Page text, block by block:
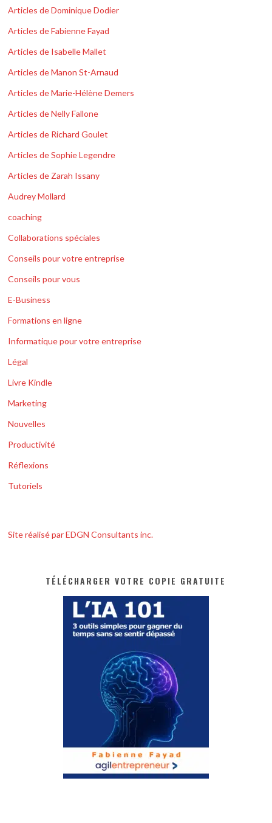
Articles de Dominique Dodier
Articles de Fabienne Fayad
Articles de Isabelle Mallet
Articles de Manon St-Arnaud
Articles de Marie-Hélène Demers
Articles de Nelly Fallone
Articles de Richard Goulet
Articles de Sophie Legendre
Articles de Zarah Issany
Audrey Mollard
coaching
Collaborations spéciales
Conseils pour votre entreprise
Conseils pour vous
E-Business
Formations en ligne
Informatique pour votre entreprise
Légal
Livre Kindle
Marketing
Nouvelles
Productivité
Réflexions
Tutoriels
Site réalisé par EDGN Consultants inc.
TÉLÉCHARGER VOTRE COPIE GRATUITE